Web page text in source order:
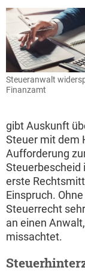
Steueranwalt
Finanzamt
gibt Auskunft
Steuer mit dem
Aufforderung
Steuerbescheid
erste
Einspruch.
Steuerrecht
an einen
missachtet.